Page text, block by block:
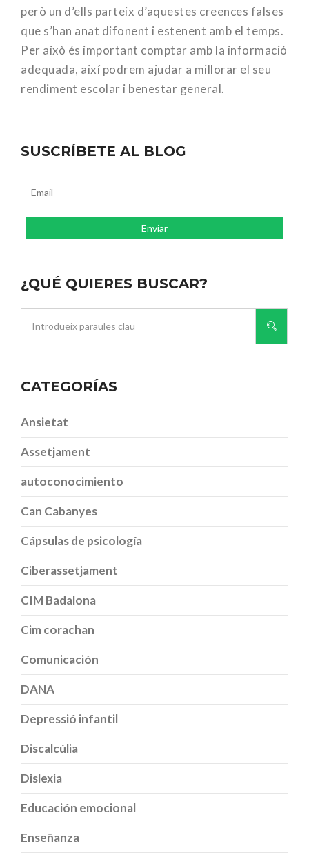
però un d’ells parteix d’aquestes creences falses
que s’han anat difonent i estenent amb el temps.
Per això és important comptar amb la informació
adequada, així podrem ajudar a millorar el seu
rendiment escolar i benestar general.
SUSCRÍBETE AL BLOG
¿QUÉ QUIERES BUSCAR?
CATEGORÍAS
Ansietat
Assetjament
autoconocimiento
Can Cabanyes
Cápsulas de psicología
Ciberassetjament
CIM Badalona
Cim corachan
Comunicación
DANA
Depressió infantil
Discalcúlia
Dislexia
Educación emocional
Enseñanza